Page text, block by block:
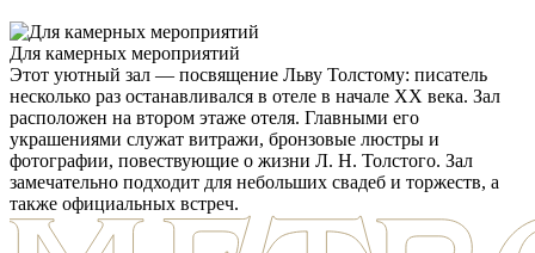
Для камерных мероприятий
Этот уютный зал — посвящение Льву Толстому: писатель
несколько раз останавливался в отеле в начале XX века. Зал
расположен на втором этаже отеля. Главными его
украшениями служат витражи, бронзовые люстры и
фотографии, повествующие о жизни Л. Н. Толстого. Зал
замечательно подходит для небольших свадеб и торжеств, а
также официальных встреч.